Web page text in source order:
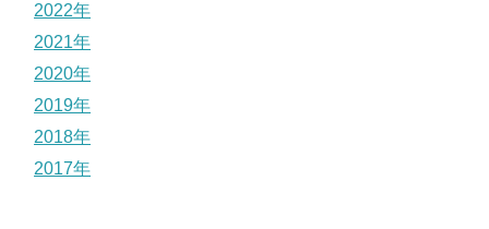
2022年
2021年
2020年
2019年
2018年
2017年